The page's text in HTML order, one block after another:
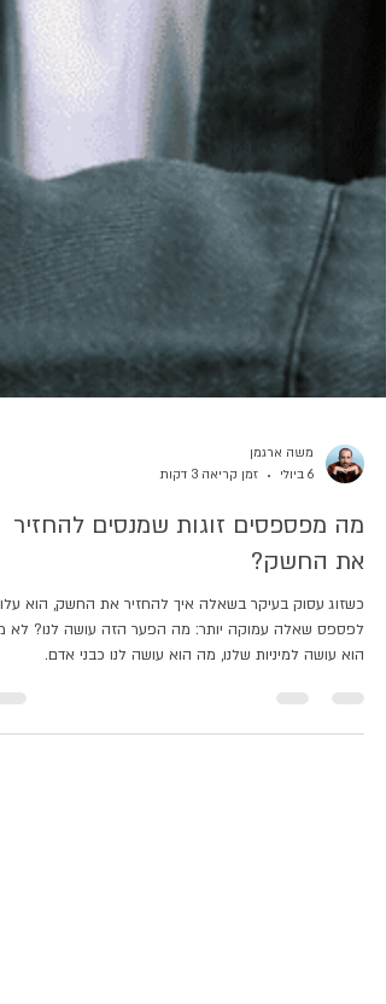
משה ארגמן
זמן קריאה 3 דקות
מה מפספסים זוגות שמנסים להחזיר
את החשק?
לפספס שאלה עמוקה יותר: מה הפער הזה עושה לנו? לא
הוא עושה למיניות שלנו, מה הוא עושה לנו כבני אדם.